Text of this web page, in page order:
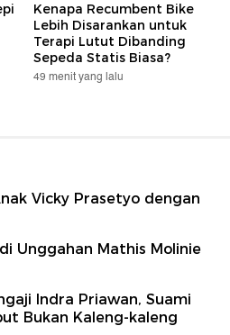
Kenapa Recumbent Bike
Lebih Disarankan untuk
Terapi Lutut Dibanding
Sepeda Statis Biasa?
49 menit yang lalu
Vicky Prasetyo dengan
Unggahan Mathis Molinie
Indra Priawan, Suami
Bukan Kaleng-kaleng